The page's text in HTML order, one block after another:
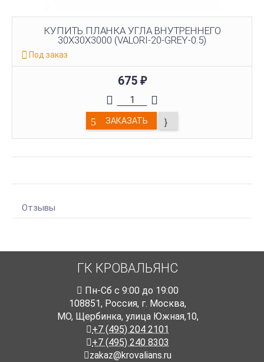
КУПИТЬ ПЛАНКА УГЛА ВНУТРЕННЕГО
30Х30Х3000 (VALORI-20-GREY-0.5)
Под заказ
675 ₽
ЗАКАЗАТЬ
Отзывы
ГК КРОВАЛЬЯНС
Пн-Cб с 9:00 до 19:00
108851, Россия, г. Москва,
МО, Щербинка, улица Южная,10,
+7 (495) 204 2101
+7 (495) 240 8303
zakaz@krovalians.ru